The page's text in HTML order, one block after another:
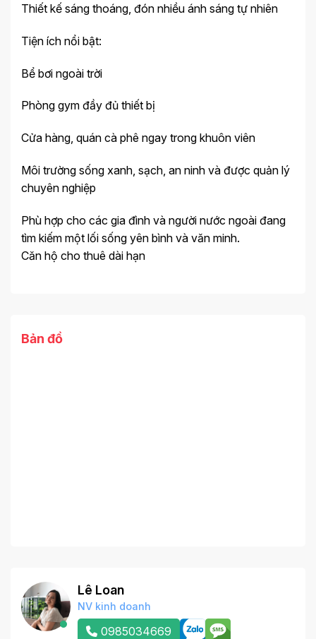
Thiết kế sáng thoáng, đón nhiều ánh sáng tự nhiên
Tiện ích nổi bật:
Bể bơi ngoài trời
Phòng gym đầy đủ thiết bị
Cửa hàng, quán cà phê ngay trong khuôn viên
Môi trường sống xanh, sạch, an ninh và được quản lý
chuyên nghiệp
Phù hợp cho các gia đình và người nước ngoài đang
tìm kiếm một lối sống yên bình và văn minh.
Căn hộ cho thuê dài hạn
Bản đồ
Lê Loan
NV kinh doanh
0985034669